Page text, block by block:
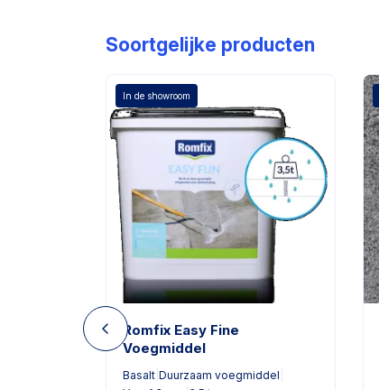
Soortgelijke producten
In de showroom
Romfix Easy Fine
Voegmiddel
Basalt Duurzaam voegmiddel